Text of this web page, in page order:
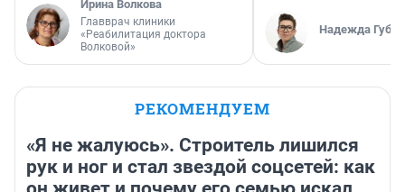
Ирина Волкова
Главврач клиники
«Реабилитация доктора
Волковой»
Надежда
РЕКОМЕНДУЕМ
«Я не жалуюсь». Строитель лишился
рук и ног и стал звездой соцсетей: как